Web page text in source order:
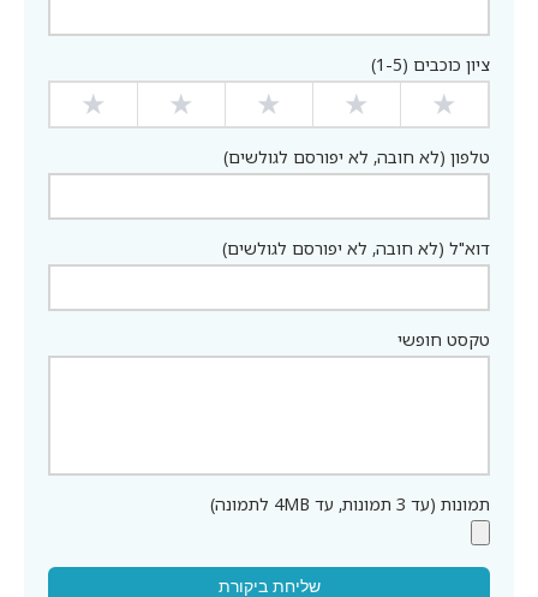
ציון כוכבים (1-5)
טלפון (לא חובה, לא יפורסם לגולשים)
דוא"ל (לא חובה, לא יפורסם לגולשים)
טקסט חופשי
תמונות (עד 3 תמונות, עד 4MB לתמונה)
שליחת ביקורת